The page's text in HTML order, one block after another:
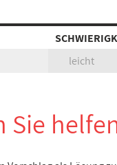
leicht
Sie